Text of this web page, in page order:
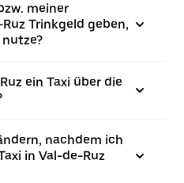
meiner
Trinkgeld geben,
ein Taxi über die
nachdem ich
in Val-de-Ruz